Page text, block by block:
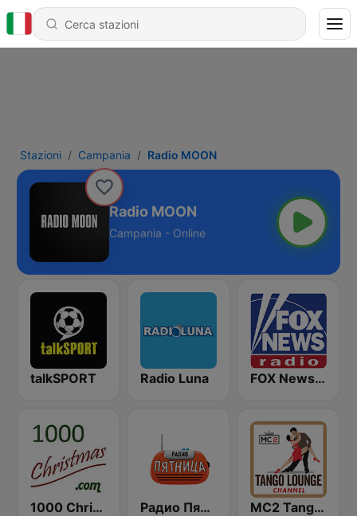
Stazioni Campania Radio MOON
Radio MOON
Campania - Online
talkSPORT Radio Luna FOX News Radio
1000 Christmas Радио Пятница (Pyatnica) MC2 Tango Lounge